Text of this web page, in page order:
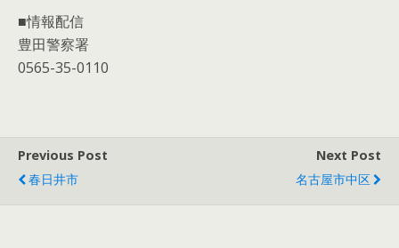
■情報配信
豊田警察署
0565-35-0110
Previous Post
春日井市
Next Post
名古屋市中区